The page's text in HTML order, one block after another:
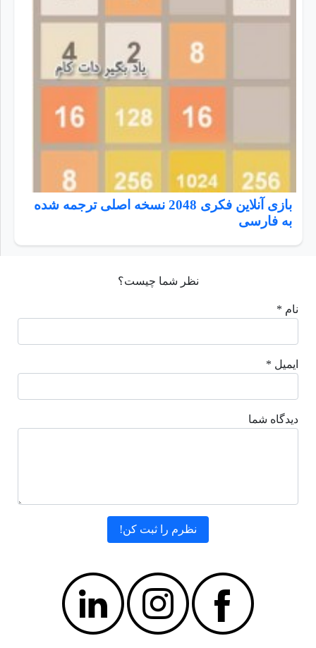
بازی آنلاین فکری 2048 نسخه اصلی ترجمه شده
به فارسی
نظر شما چیست؟
نام *
ایمیل *
دیدگاه شما